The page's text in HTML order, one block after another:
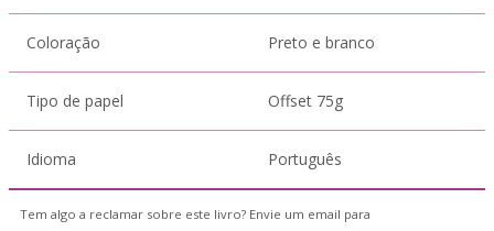
Coloração Preto e branco
Tipo de papel Offset 75g
Idioma Português
Tem algo a reclamar sobre este livro? Envie um email para